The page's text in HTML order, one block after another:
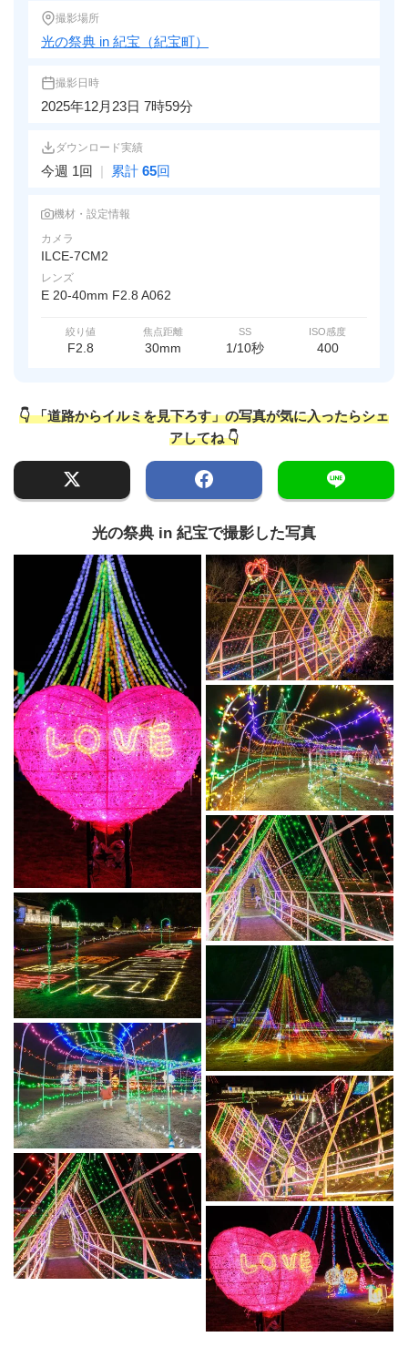
撮影場所
光の祭典 in 紀宝（紀宝町）
撮影日時
2025年12月23日 7時59分
ダウンロード実績
今週 1回 | 累計 65回
機材・設定情報
カメラ
ILCE-7CM2
レンズ
E 20-40mm F2.8 A062
絞り値
F2.8
焦点距離
30mm
SS
1/10秒
ISO感度
400
👇 「道路からイルミを見下ろす」の写真が気に入ったらシェ
アしてね 👇
光の祭典 in 紀宝で撮影した写真